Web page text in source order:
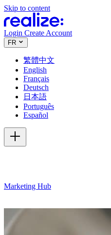
Skip to content
Login Create Account
FR
繁體中文
English
Français
Deutsch
日本語
Português
Español
Marketing Hub